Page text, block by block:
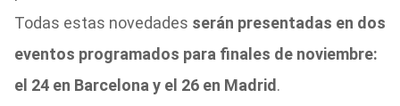
Todas estas novedades serán presentadas en dos
eventos programados para finales de noviembre:
el 24 en Barcelona y el 26 en Madrid .